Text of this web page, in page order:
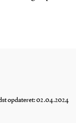
opdateret: 02.04.2024